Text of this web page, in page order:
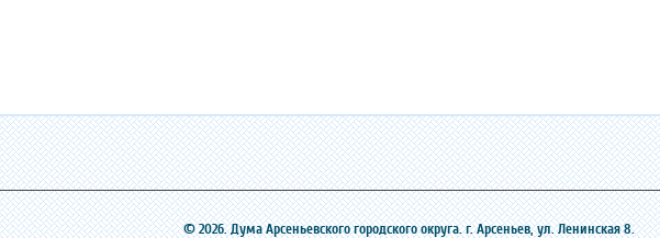
© 2026. Дума Арсеньевского городского округа. г. Арсеньев, ‎ул. Ленинская 8.